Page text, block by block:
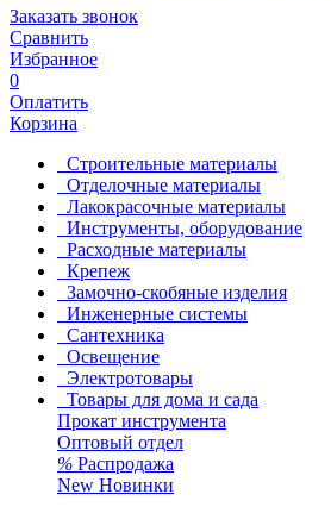
Заказать звонок
Сравнить
Избранное
0
Оплатить
Корзина
Строительные материалы
Отделочные материалы
Лакокрасочные материалы
Инструменты, оборудование
Расходные материалы
Крепеж
Замочно-скобяные изделия
Инженерные системы
Сантехника
Освещение
Электротовары
Товары для дома и сада
Прокат инструмента
Оптовый отдел
% Распродажа
New Новинки